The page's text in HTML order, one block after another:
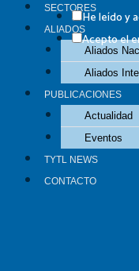
SECTORES
ALIADOS
Aliados
Aliados
PUBLICACIONES
Actualidad
Eventos
TYTL NEWS
CONTACTO
He leído y
Acepto el
SIGAMOS